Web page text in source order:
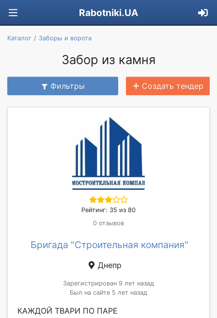
Rabotniki.UA
Каталог Заборы и ворота
Забор из камня
Фильтры Создать тендер
Рейтинг: 35 из 80
0 отзывов
Бригада "Строительная компания"
Днепр
Зарегистрирован 9 лет назад
Был на сайте 5 лет назад
КАЖДОЙ ТВАРИ ПО ПАРЕ